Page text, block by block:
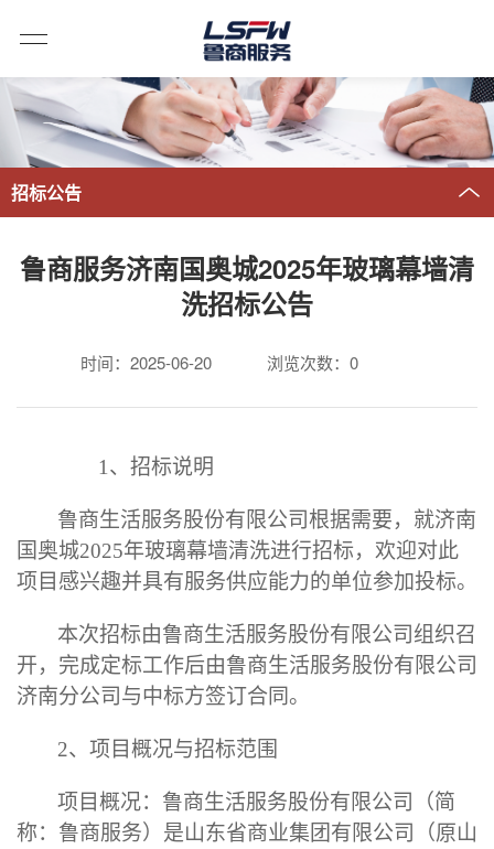
招标公告
鲁商服务济南国奥城2025年玻璃幕墙清
洗招标公告
时间：2025-06-20 浏览次数： 0
1 、招标说明
鲁商生活服务股份有限公司根据需要，就济南
国奥城2025年玻璃幕墙清洗进行招标，欢迎对此
项目感兴趣并具有服务供应能力的单位参加投标。
本次招标由鲁商生活服务股份有限公司组织召
开，完成定标工作后由鲁商生活服务股份有限公司
济南分公司与中标方签订合同。
2、项目概况与招标范围
项目概况：鲁商生活服务股份有限公司（简
称：鲁商服务）是山东省商业集团有限公司（原山